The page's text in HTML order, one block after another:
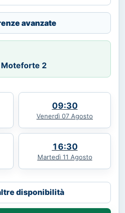
avanzate
Moteforte 2
09:30
Venerdì 07 Agosto
16:30
Martedì 11 Agosto
disponibilità